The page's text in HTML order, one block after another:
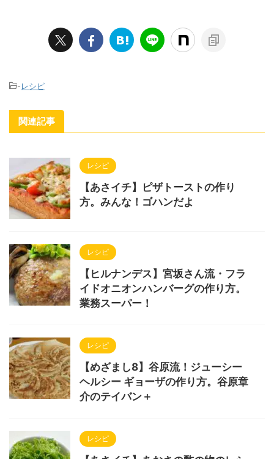
-レシピ
関連記事
レシピ
【あさイチ】ピザトーストの作り
方。みんな！ゴハンだよ
レシピ
【ヒルナンデス】宮坂さん流・フラ
イドオニオンハンバーグの作り方。
業務スーパー！
レシピ
【めざまし8】谷原流！ジューシー
ヘルシー ギョーザの作り方。谷原章
介のテイバン＋
レシピ